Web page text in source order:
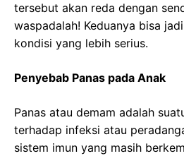
tersebut akan reda dengan
waspadalah! Keduanya bisa
kondisi yang lebih serius.
Penyebab Panas pada Anak
Panas atau demam adalah
terhadap infeksi atau
sistem imun yang masih